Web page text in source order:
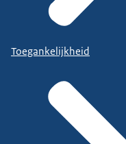
Toegankelijkheid